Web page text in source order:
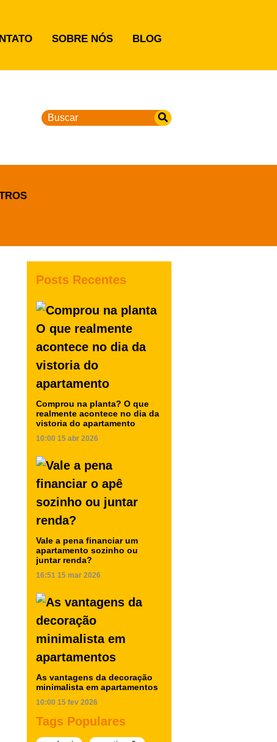
SOBRE NÓS BLOG
Posts Recentes
Comprou na planta? O que
realmente acontece no dia da
vistoria do apartamento
10:00 15 abr 2026
Vale a pena financiar um
apartamento sozinho ou
juntar renda?
16:51 15 mar 2026
As vantagens da decoração
minimalista em apartamentos
10:00 15 fev 2026
Tags Populares